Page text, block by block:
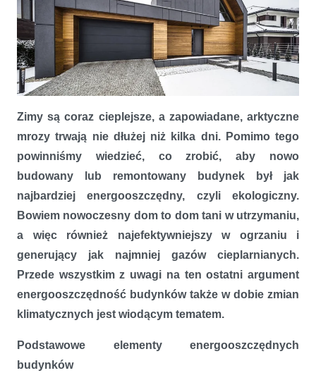
Zimy są coraz cieplejsze, a zapowiadane, arktyczne
mrozy trwają nie dłużej niż kilka dni. Pomimo tego
powinniśmy wiedzieć, co zrobić, aby nowo
budowany lub remontowany budynek był jak
najbardziej energooszczędny, czyli ekologiczny.
Bowiem nowoczesny dom to dom tani w utrzymaniu,
a więc również najefektywniejszy w ogrzaniu i
generujący jak najmniej gazów cieplarnianych.
Przede wszystkim z uwagi na ten ostatni argument
energooszczędność budynków także w dobie zmian
klimatycznych jest wiodącym tematem.
Podstawowe elementy energooszczędnych
budynków